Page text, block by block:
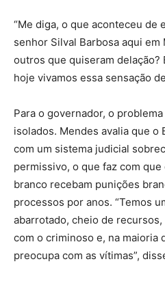
“Me diga, o que aconteceu de
senhor Silval Barbosa aqui em
outros que quiseram delação?
hoje vivamos essa sensação
Para o governador, o
isolados. Mendes avalia que o
com um sistema judicial
permissivo, o que faz com
branco recebam punições
processos por anos. “Temos
abarrotado, cheio de
com o criminoso e, na maioria
preocupa com as vítimas”,